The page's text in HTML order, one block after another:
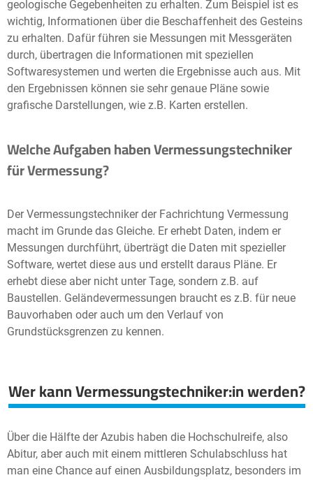
geologische Gegebenheiten zu erhalten. Zum Beispiel ist es
wichtig, Informationen über die Beschaffenheit des Gesteins
zu erhalten. Dafür führen sie Messungen mit Messgeräten
durch, übertragen die Informationen mit speziellen
Softwaresystemen und werten die Ergebnisse auch aus. Mit
den Ergebnissen können sie sehr genaue Pläne sowie
grafische Darstellungen, wie z.B. Karten erstellen.
Welche Aufgaben haben Vermessungstechniker
für Vermessung?
Der Vermessungstechniker der Fachrichtung Vermessung
macht im Grunde das Gleiche. Er erhebt Daten, indem er
Messungen durchführt, überträgt die Daten mit spezieller
Software, wertet diese aus und erstellt daraus Pläne. Er
erhebt diese aber nicht unter Tage, sondern z.B. auf
Baustellen. Geländevermessungen braucht es z.B. für neue
Bauvorhaben oder auch um den Verlauf von
Grundstücksgrenzen zu kennen.
Wer kann Vermessungstechniker:in werden?
Über die Hälfte der Azubis haben die Hochschulreife, also
Abitur, aber auch mit einem mittleren Schulabschluss hat
man eine Chance auf einen Ausbildungsplatz, besonders im